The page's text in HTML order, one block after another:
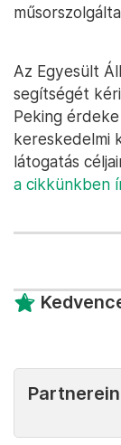
Az Egyesült
segítségét
Peking
kereskedelmi
látogatás
a cikkünkben